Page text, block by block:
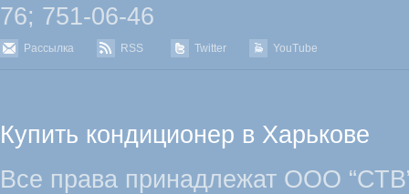
76; 751-06-46
Рассылка RSS Twitter YouTube
Купить кондиционер в Харькове
Все права принадлежат ООО